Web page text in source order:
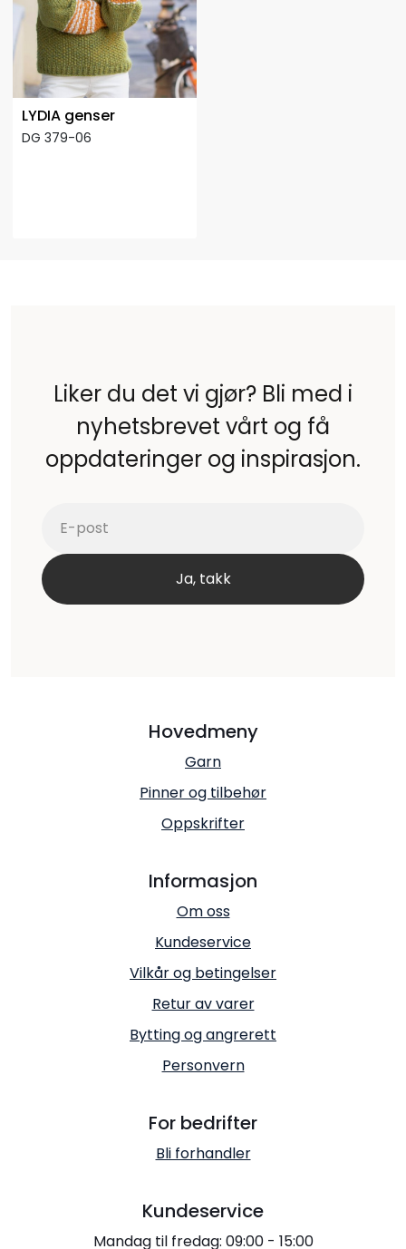
LYDIA genser
DG 379-06
Liker du det vi gjør? Bli med i
nyhetsbrevet vårt og få
oppdateringer og inspirasjon.
Hovedmeny
Garn
Pinner og tilbehør
Oppskrifter
Informasjon
Om oss
Kundeservice
Vilkår og betingelser
Retur av varer
Bytting og angrerett
Personvern
For bedrifter
Bli forhandler
Kundeservice
Mandag til fredag: 09:00 - 15:00